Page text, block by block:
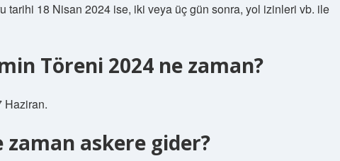
tarihi 18 Nisan 2024 ise, iki veya üç gün sonra, yol izinleri vb. ile
Töreni 2024 ne zaman?
Haziran.
zaman askere gider?